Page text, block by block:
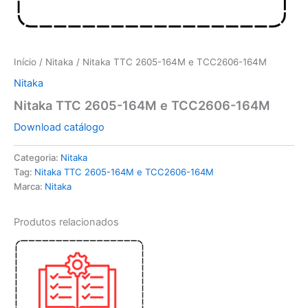
Início / Nitaka / Nitaka TTC 2605-164M e TCC2606-164M
Nitaka
Nitaka TTC 2605-164M e TCC2606-164M
Download catálogo
Categoria: Nitaka
Tag: Nitaka TTC 2605-164M e TCC2606-164M
Marca: Nitaka
Produtos relacionados